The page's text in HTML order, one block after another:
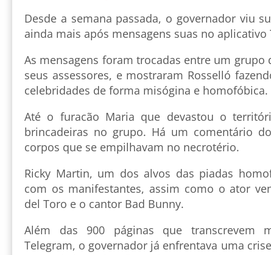
Desde a semana passada, o governador viu
ainda mais após mensagens suas no aplicativo
As mensagens foram trocadas entre um grupo
seus assessores, e mostraram Rosselló
celebridades de forma misógina e homofóbica.
Até o furacão Maria que devastou o
brincadeiras no grupo. Há um comentário
corpos que se empilhavam no necrotério.
Ricky Martin, um dos alvos das piadas
com os manifestantes, assim como o ator
del Toro e o cantor Bad Bunny.
Além das 900 páginas que transcrevem
Telegram, o governador já enfrentava uma